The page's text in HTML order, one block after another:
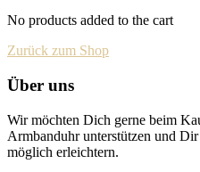
No products added to the cart
Zurück zum Shop
Über uns
Wir möchten Dich gerne beim
Armbanduhr unterstützen und
möglich erleichtern.